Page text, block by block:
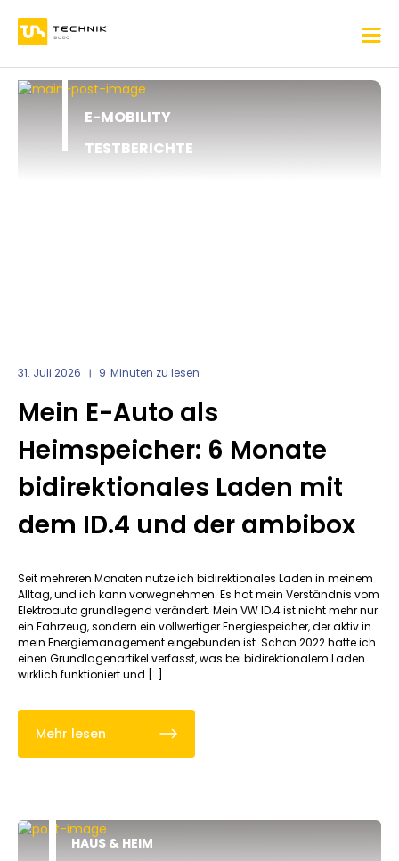
E-MOBILITY
TESTBERICHTE
31. Juli 2026 9 Minuten zu lesen
Mein E-Auto als
Heimspeicher: 6 Monate
bidirektionales Laden mit
dem ID.4 und der ambibox
Seit mehreren Monaten nutze ich bidirektionales Laden in meinem
Alltag, und ich kann vorwegnehmen: Es hat mein Verständnis vom
Elektroauto grundlegend verändert. Mein VW ID.4 ist nicht mehr nur
ein Fahrzeug, sondern ein vollwertiger Energiespeicher, der aktiv in
mein Energiemanagement eingebunden ist. Schon 2022 hatte ich
einen Grundlagenartikel verfasst, was bei bidirektionalem Laden
wirklich funktioniert und […]
Mehr lesen
HAUS & HEIM